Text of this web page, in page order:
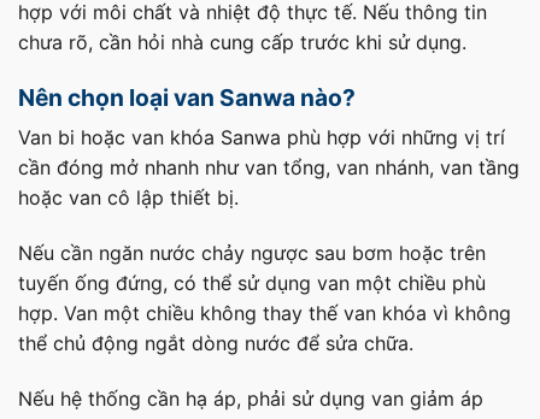
hợp với môi chất và nhiệt độ thực tế. Nếu thông tin
chưa rõ, cần hỏi nhà cung cấp trước khi sử dụng.
Nên chọn loại van Sanwa nào?
Van bi hoặc van khóa Sanwa phù hợp với những vị trí
cần đóng mở nhanh như van tổng, van nhánh, van tầng
hoặc van cô lập thiết bị.
Nếu cần ngăn nước chảy ngược sau bơm hoặc trên
tuyến ống đứng, có thể sử dụng van một chiều phù
hợp. Van một chiều không thay thế van khóa vì không
thể chủ động ngắt dòng nước để sửa chữa.
Nếu hệ thống cần hạ áp, phải sử dụng van giảm áp